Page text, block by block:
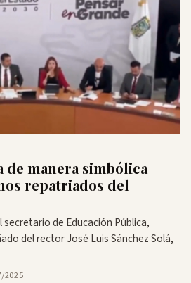
manera simbólica
repatriados del
de Educación Pública,
del rector José Luis Sánchez Solá,
2025